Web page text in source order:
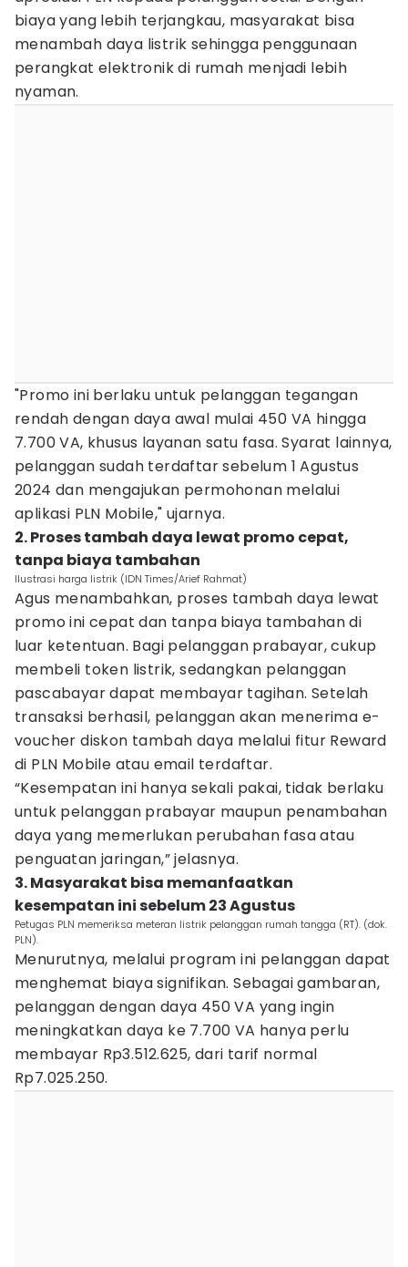
biaya yang lebih terjangkau, masyarakat bisa
menambah daya listrik sehingga penggunaan
perangkat elektronik di rumah menjadi lebih
nyaman.
"Promo ini berlaku untuk pelanggan tegangan
rendah dengan daya awal mulai 450 VA hingga
7.700 VA, khusus layanan satu fasa. Syarat lainnya,
pelanggan sudah terdaftar sebelum 1 Agustus
2024 dan mengajukan permohonan melalui
aplikasi PLN Mobile," ujarnya.
2. Proses tambah daya lewat promo cepat,
tanpa biaya tambahan
Ilustrasi harga listrik (IDN Times/Arief Rahmat)
Agus menambahkan, proses tambah daya lewat
promo ini cepat dan tanpa biaya tambahan di
luar ketentuan. Bagi pelanggan prabayar, cukup
membeli token listrik, sedangkan pelanggan
pascabayar dapat membayar tagihan. Setelah
transaksi berhasil, pelanggan akan menerima e-
voucher diskon tambah daya melalui fitur Reward
di PLN Mobile atau email terdaftar.
“Kesempatan ini hanya sekali pakai, tidak berlaku
untuk pelanggan prabayar maupun penambahan
daya yang memerlukan perubahan fasa atau
penguatan jaringan,” jelasnya.
3. Masyarakat bisa memanfaatkan
kesempatan ini sebelum 23 Agustus
Petugas PLN memeriksa meteran listrik pelanggan rumah tangga (RT). (dok.
PLN).
Menurutnya, melalui program ini pelanggan dapat
menghemat biaya signifikan. Sebagai gambaran,
pelanggan dengan daya 450 VA yang ingin
meningkatkan daya ke 7.700 VA hanya perlu
membayar Rp3.512.625, dari tarif normal
Rp7.025.250.